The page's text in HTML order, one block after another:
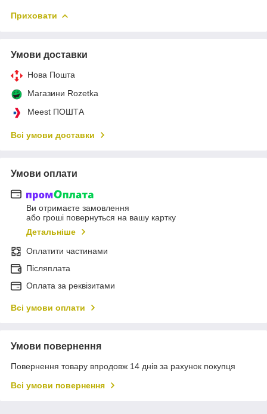
Приховати
Умови доставки
Нова Пошта
Магазини Rozetka
Meest ПОШТА
Всі умови доставки
Умови оплати
Ви отримаєте замовлення
або гроші повернуться на вашу картку
Детальніше
Оплатити частинами
Післяплата
Оплата за реквізитами
Всі умови оплати
Умови повернення
Повернення товару впродовж 14 днів за рахунок покупця
Всі умови повернення